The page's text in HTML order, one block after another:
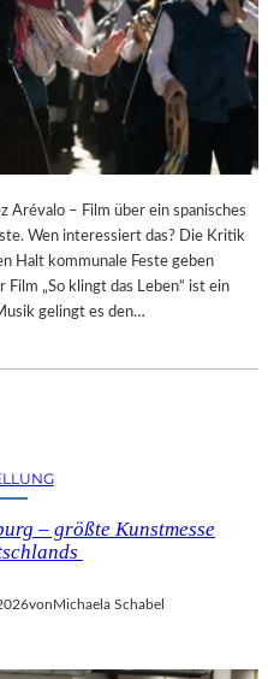
Arévalo – Film über ein spanisches
Wen interessiert das? Die Kritik
Halt kommunale Feste geben
Film „So klingt das Leben“ ist ein
gelingt es den…
– größte Kunstmesse
vonMichaela Schabel